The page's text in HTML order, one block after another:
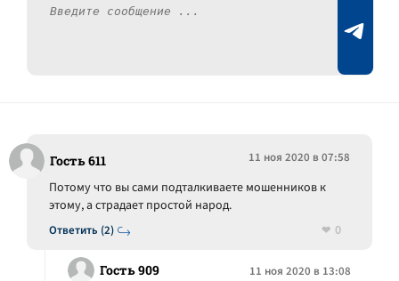
Гость 611 11 ноя 2020 в 07:58
Ответить (2)
Потому что вы сами подталкиваете мошенников к
этому, а страдает простой народ.
0
Гость 909 11 ноя 2020 в 13:08